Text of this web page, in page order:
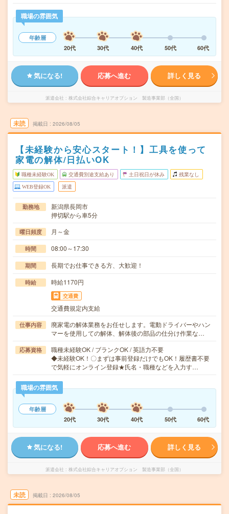
職場の雰囲気
年齢層
20代
30代 40代 50代 60代
気になる! 応募へ進む 詳しく見る
派遣会社 株式会社綜合キャリアオプション 製造事業部（全国）
未読 掲載日 2026/08/05
【未経験から安心スタート！】工具を使って
家電の解体/日払いOK
職種未経験OK 交通費別途支給あり 土日祝日が休み 残業なし
WEB登録OK 派遣
勤務地
新潟県長岡市
押切駅から車5分
曜日頻度 月～金
時間 08:00～17:30
期間 長期でお仕事できる方、大歓迎！
時給 時給1170円
交通費
交通費規定内支給
仕事内容
廃家電の解体業務をお任せします。電動ドライバーやハン
マーを使用しての解体、解体後の部品の仕分け作業な…
応募資格
職種未経験OK / ブランクOK / 英語力不要
◆未経験OK！〇まずは事前登録だけでもOK！履歴書不要
で気軽にオンライン登録★氏名・職種などを入力す…
職場の雰囲気
年齢層
20代
30代 40代 50代 60代
気になる! 応募へ進む 詳しく見る
派遣会社 株式会社綜合キャリアオプション 製造事業部（全国）
未読 掲載日 2026/08/05